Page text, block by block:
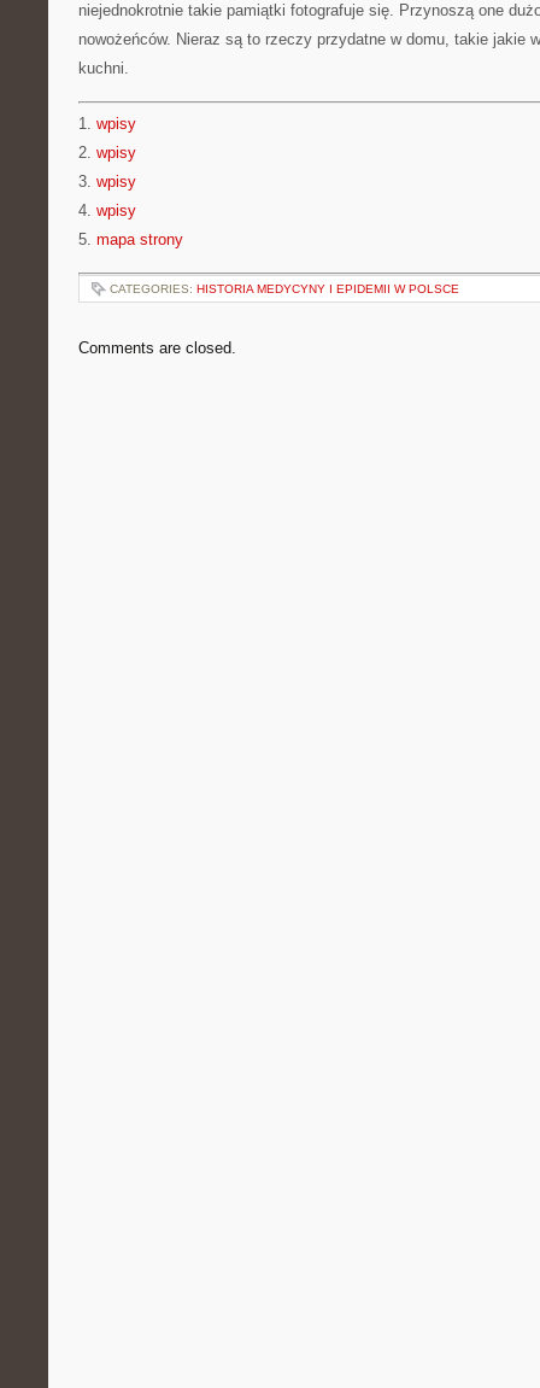
niejednokrotnie takie pamiątki fotografuje się. Przynoszą one
nowożeńców. Nieraz są to rzeczy przydatne w domu, takie jakie
kuchni.
1. wpisy
2. wpisy
3. wpisy
4. wpisy
5. mapa strony
CATEGORIES: HISTORIA MEDYCYNY I EPIDEMII W POLSCE
Comments are closed.